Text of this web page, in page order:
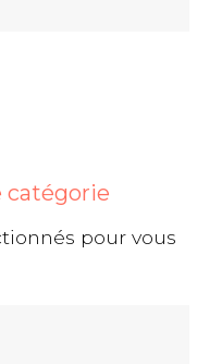
catégorie
pour vous